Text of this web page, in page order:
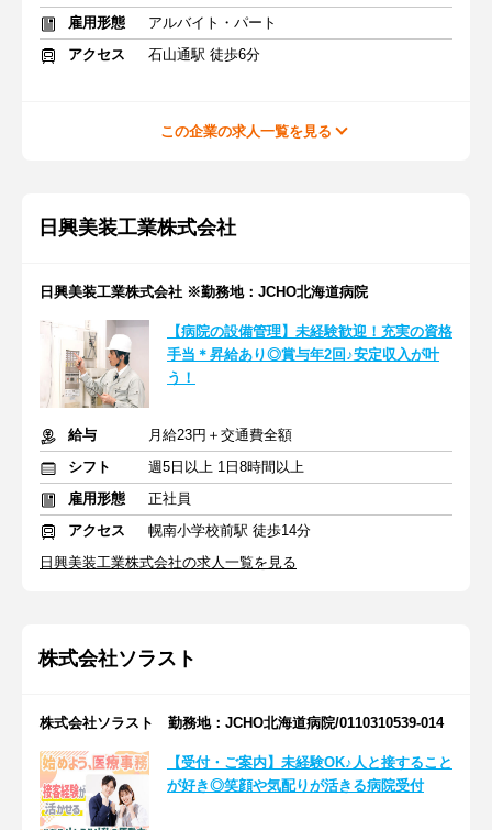
雇用形態
アルバイト・パート
アクセス
石山通駅 徒歩6分
この企業の求人一覧を見る
日興美装工業株式会社
日興美装工業株式会社 ※勤務地：JCHO北海道病院
【病院の設備管理】未経験歓迎！充実の資格
手当＊昇給あり◎賞与年2回♪安定収入が叶
う！
給与
月給23円＋交通費全額
シフト
週5日以上 1日8時間以上
雇用形態
正社員
アクセス
幌南小学校前駅 徒歩14分
日興美装工業株式会社の求人一覧を見る
株式会社ソラスト
株式会社ソラスト 勤務地：JCHO北海道病院/0110310539-014
【受付・ご案内】未経験OK♪人と接すること
が好き◎笑顔や気配りが活きる病院受付